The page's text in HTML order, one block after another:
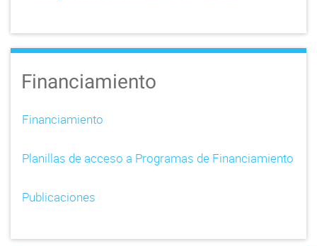
Financiamiento
Financiamiento
Planillas de acceso a Programas de Financiamiento
Publicaciones